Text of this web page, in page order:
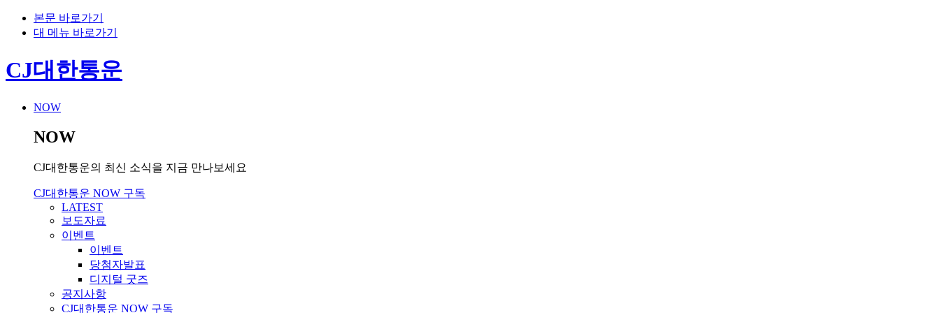
본문 바로가기
대 메뉴 바로가기
CJ대한통운
NOW
NOW
CJ대한통운의 최신 소식을 지금 만나보세요
CJ대한통운 NOW 구독
LATEST
보도자료
이벤트
이벤트
당첨자발표
디지털 굿즈
공지사항
CJ대한통운 NOW 구독